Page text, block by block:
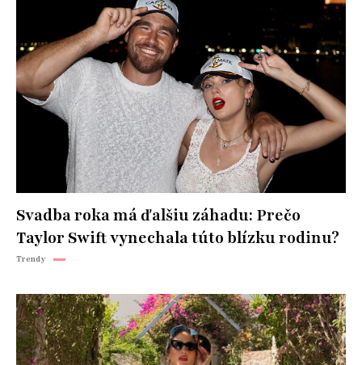
Svadba roka má ďalšiu záhadu: Prečo
Taylor Swift vynechala túto blízku rodinu?
Trendy